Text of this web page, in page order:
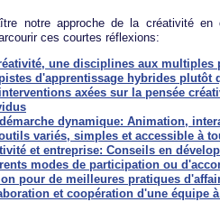
notre approche de la créativité en
ces courtes réflexions:
une disciplines aux multiples
d'apprentissage hybrides plutôt
axées sur la pensée
dynamique: Animation,
variés, simples et accessible à
et entreprise: Conseils en
modes de participation ou
pour de meilleures pratiques
et coopération d'une équipe